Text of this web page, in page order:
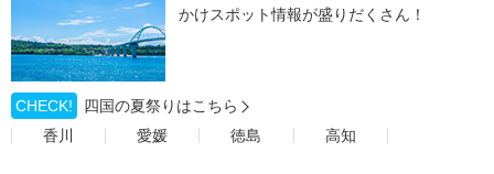
かけスポット情報が盛りだくさん！
CHECK!
四国の夏祭りはこちら
香川
愛媛 徳島 高知